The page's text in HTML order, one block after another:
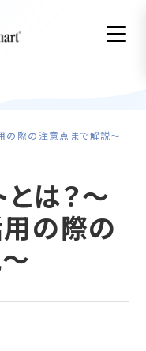
の際の注意点まで解説～
とは？～
の際の